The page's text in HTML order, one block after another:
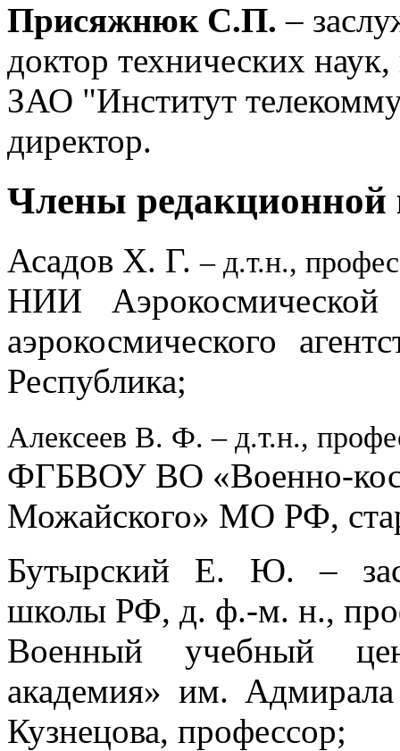
Присяжнюк С.П. –
доктор технических
ЗАО "Институт
директор.
Члены редакционной
Асадов Х. Г.– д.т.н.,
НИИ Аэрокосмической
аэрокосмического
Республика;
Алексеев В. Ф. – д.т.н.,
ФГБВОУ ВО «Военно-
Можайского» МО РФ,
Бутырский Е. Ю. –
школы РФ, д. ф.-м. н.,
Военный учебный
академия» им.
Кузнецова, профессор;